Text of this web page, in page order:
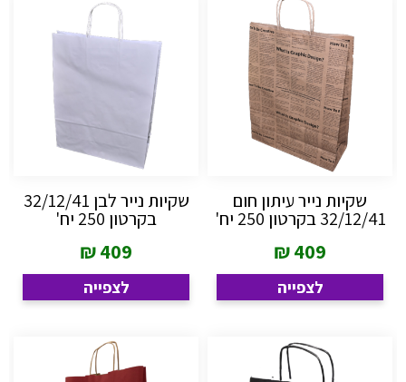
שקיות נייר עיתון חום
32/12/41 בקרטון 250 יח'
409
₪
לצפייה
שקיות נייר לבן 32/12/41
בקרטון 250 יח'
409
₪
לצפייה